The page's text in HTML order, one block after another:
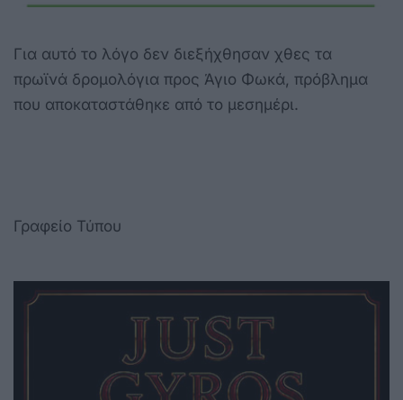
Για αυτό το λόγο δεν διεξήχθησαν χθες τα
πρωϊνά δρομολόγια προς Άγιο Φωκά, πρόβλημα
που αποκαταστάθηκε από το μεσημέρι.
Γραφείο Τύπου